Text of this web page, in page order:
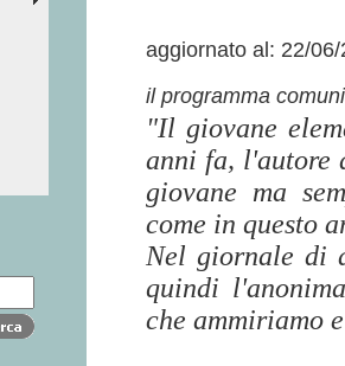
aggiornato al: 22/06/
il programma
"Il giovane
anni fa, l'autore
giovane ma
come in questo
Nel giornale di
quindi
che ammiriamo